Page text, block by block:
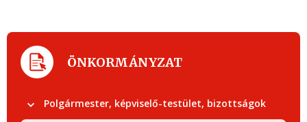
ÖNKORMÁNYZAT
Polgármester, képviselő-testület, bizottságok